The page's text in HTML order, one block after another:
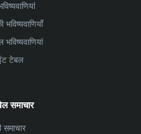
भविष्यवाणियां
टेबल
समाचार
समाचार